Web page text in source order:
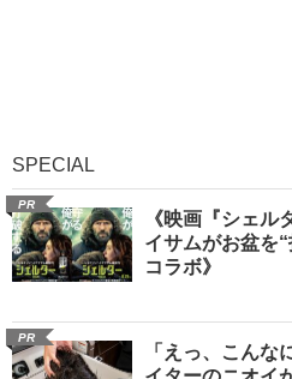
SPECIAL
PR
《映画『シェル
イサムがお盆を
コラボ》
PR
「えっ、こんな